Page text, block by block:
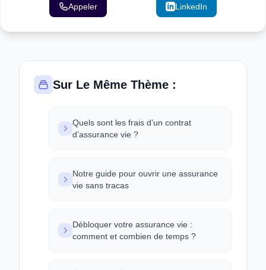
Appeler LinkedIn
Sur Le Même Thème :
Quels sont les frais d’un contrat
d’assurance vie ?
Notre guide pour ouvrir une assurance
vie sans tracas
Débloquer votre assurance vie :
comment et combien de temps ?